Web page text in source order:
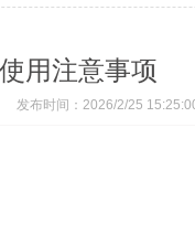
用注意事项
发布时间：2026/2/25